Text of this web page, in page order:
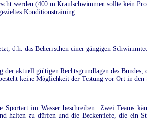
werden (400 m Kraulschwimmen sollte kein
Konditionstraining.
d.h. das Beherrschen einer gängigen
aktuell gültigen Rechtsgrundlagen des Bundes,
keine Möglichkeit der Testung vor Ort in den
Sportart im Wasser beschreiben. Zwei Teams
halten zu dürfen und die Beckentiefe, die ein